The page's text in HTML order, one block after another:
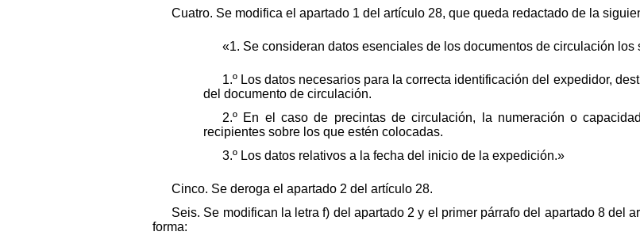
Cuatro. Se modifica el apartado 1 del artículo 28, que queda redactado de la
«1. Se consideran datos esenciales de los documentos de circulación los
1.º Los datos necesarios para la correcta identificación del expedidor,
del documento de circulación.
2.º En el caso de precintas de circulación, la numeración o
recipientes sobre los que estén colocadas.
3.º Los datos relativos a la fecha del inicio de la expedición.»
Cinco. Se deroga el apartado 2 del artículo 28.
Seis. Se modifican la letra f) del apartado 2 y el primer párrafo del apartado 8 del
forma: